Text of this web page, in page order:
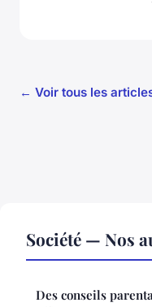
← Voir tous les
Société — Nos
Des conseils